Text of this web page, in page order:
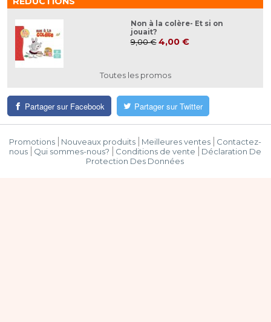
Non à la colère- Et si on
jouait?
9,00 € 4,00 €
Toutes les promos
Partager sur Facebook Partager sur Twitter
Promotions Nouveaux produits Meilleures ventes
Contactez-
nous
Qui sommes-nous? Conditions de vente
Déclaration De
Protection Des Données